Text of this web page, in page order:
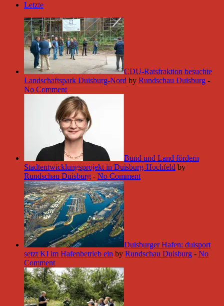
Letzte
CDU-Ratsfraktion besuchte
Landschaftspark Duisburg-Nord by Rundschau Duisburg -
No Comment
Bund und Land fördern
Stadtentwicklungsprojekt in Duisburg-Hochfeld by
Rundschau Duisburg - No Comment
Duisburger Hafen: duisport
setzt KI im Hafenbetrieb ein by Rundschau Duisburg - No
Comment